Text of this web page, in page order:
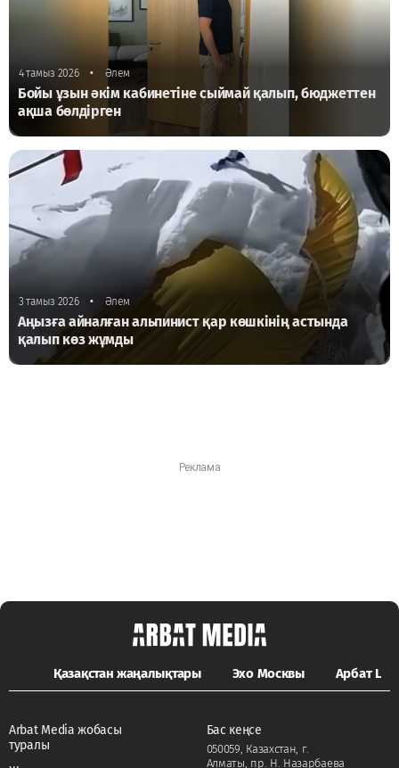
4 тамыз 2026 • Әлем
Бойы ұзын әкім кабинетіне сыймай қалып, бюджеттен
ақша бөлдірген
3 тамыз 2026 • Әлем
Аңызға айналған альпинист қар көшкінің астында
қалып көз жұмды
Қазақстан жаңалықтары Эхо Москвы Арбат LIFE
Arbat Media жобасы
туралы
Бас кеңсе
050059, Казахстан, г.
Алматы, пр. Н. Назарбаева